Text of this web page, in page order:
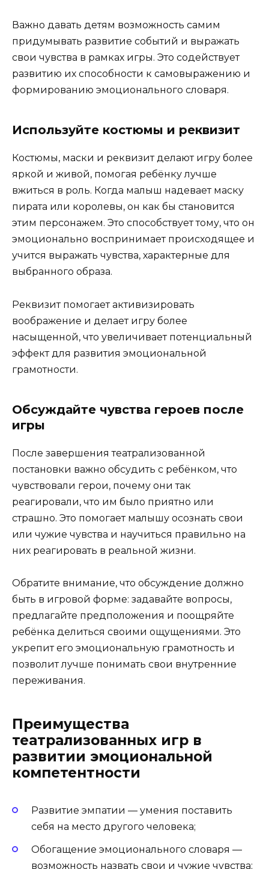
Важно давать детям возможность самим
придумывать развитие событий и выражать
свои чувства в рамках игры. Это содействует
развитию их способности к самовыражению и
формированию эмоционального словаря.
Используйте костюмы и реквизит
Костюмы, маски и реквизит делают игру более
яркой и живой, помогая ребёнку лучше
вжиться в роль. Когда малыш надевает маску
пирата или королевы, он как бы становится
этим персонажем. Это способствует тому, что он
эмоционально воспринимает происходящее и
учится выражать чувства, характерные для
выбранного образа.
Реквизит помогает активизировать
воображение и делает игру более
насыщенной, что увеличивает потенциальный
эффект для развития эмоциональной
грамотности.
Обсуждайте чувства героев после
игры
После завершения театрализованной
постановки важно обсудить с ребёнком, что
чувствовали герои, почему они так
реагировали, что им было приятно или
страшно. Это помогает малышу осознать свои
или чужие чувства и научиться правильно на
них реагировать в реальной жизни.
Обратите внимание, что обсуждение должно
быть в игровой форме: задавайте вопросы,
предлагайте предположения и поощряйте
ребёнка делиться своими ощущениями. Это
укрепит его эмоциональную грамотность и
позволит лучше понимать свои внутренние
переживания.
Преимущества
театрализованных игр в
развитии эмоциональной
компетентности
Развитие эмпатии — умения поставить
себя на место другого человека;
Обогащение эмоционального словаря —
возможность назвать свои и чужие чувства;